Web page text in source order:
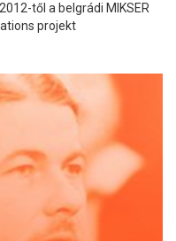
től a belgrádi MIKSER
projekt